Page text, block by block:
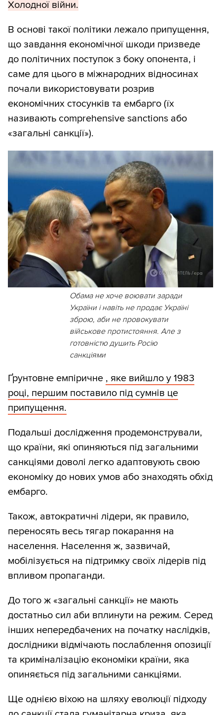
Холодної війни.
В основі такої політики лежало припущення,
що завдання економічної шкоди призведе
до політичних поступок з боку опонента, і
саме для цього в міжнародних відносинах
почали використовувати розрив
економічних стосунків та ембарго (їх
називають comprehensive sanctions або
«загальні санкції»).
Обама не хоче воювати заради
України і навіть не продає Україні
зброю, аби не провокувати
військове протистояння. Але з
готовністю душить Росію
санкціями
Ґрунтовне емпіричне , яке вийшло у 1983
році, першим поставило під сумнів це
припущення.
Подальші дослідження продемонстрували,
що країни, які опиняються під загальними
санкціями доволі легко адаптовують свою
економіку до нових умов або знаходять обхід
ембарго.
Також, автократичні лідери, як правило,
переносять весь тягар покарання на
населення. Населення ж, зазвичай,
мобілізується на підтримку своїх лідерів під
впливом пропаганди.
До того ж «загальні санкції» не мають
достатньо сил аби вплинути на режим. Серед
інших непередбачених на початку наслідків,
дослідники відмічають послаблення опозиції
та криміналізацію економіки країни, яка
опиняється під загальними санкціями.
Ще однією віхою на шляху еволюції підходу